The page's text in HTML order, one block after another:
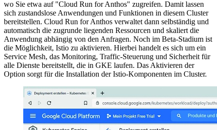
wo Sie etwa auf "Cloud Run for Anthos" zugreifen. Damit lassen
sich zustandslose Anwendungen und Funktionen in diesem Cluster
bereitstellen. Cloud Run for Anthos verwaltet dann selbständig und
automatisch die zugrunde liegenden Ressourcen und skaliert die
Anwendung abhängig von den Anfragen. Noch im Beta-Stadium ist
die Möglichkeit, Istio zu aktivieren. Hierbei handelt es sich um ein
Service Mesh, das Monitoring, Traffic-Steuerung und Sicherheit für
alle Dienste bereitstellt, die in GKE laufen. Das Aktivieren der
Option sorgt für die Installation der Istio-Komponenten im Cluster.